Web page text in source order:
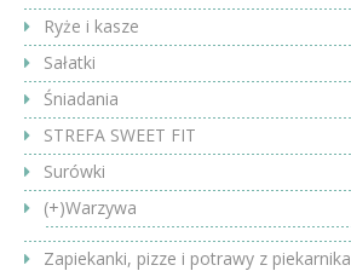
Ryże i kasze
Sałatki
Śniadania
STREFA SWEET FIT
Surówki
(+)Warzywa
Zapiekanki, pizze i potrawy z piekarnika